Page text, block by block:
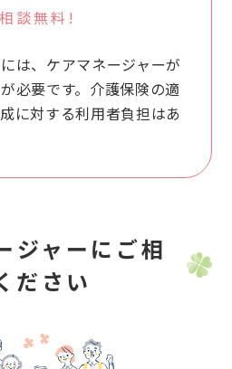
談無料!
は、ケアマネージャーが
必要です。 介護保険の適
に対する利用者負担はあ
ジャーにご相
ださい